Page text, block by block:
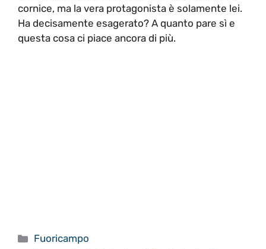
cornice, ma la vera protagonista è solamente lei.
Ha decisamente esagerato? A quanto pare sì e
questa cosa ci piace ancora di più.
Categorie
Fuoricampo